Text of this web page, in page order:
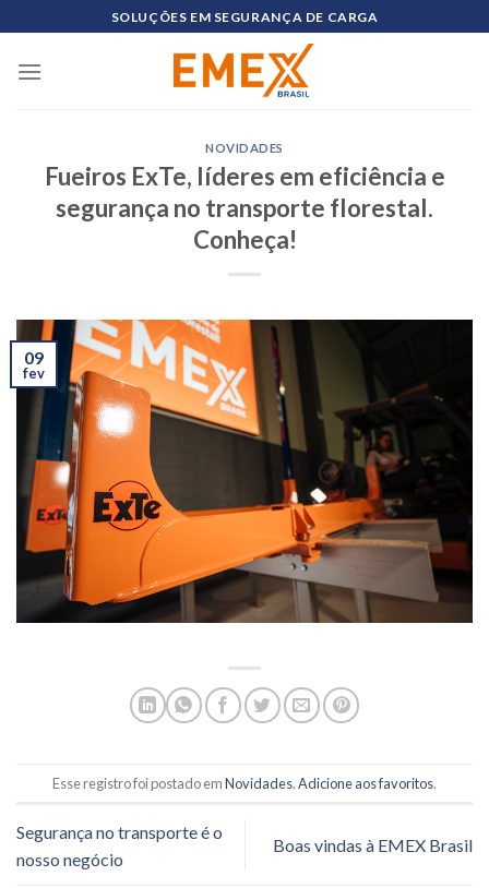
to
content
SOLUÇÕES EM SEGURANÇA DE CARGA
NOVIDADES
Fueiros ExTe, líderes em eficiência e
segurança no transporte florestal.
Conheça!
09
fev
Esse registro foi postado emNovidades.Adicione aos favoritos.
Segurança no transporte é o
nosso negócio
Boas vindas à EMEX Brasil